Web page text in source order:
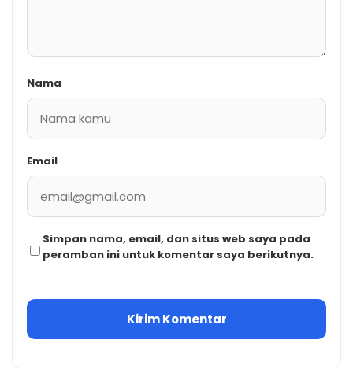
Nama
Email
Simpan nama, email, dan situs web saya pada
peramban ini untuk komentar saya berikutnya.